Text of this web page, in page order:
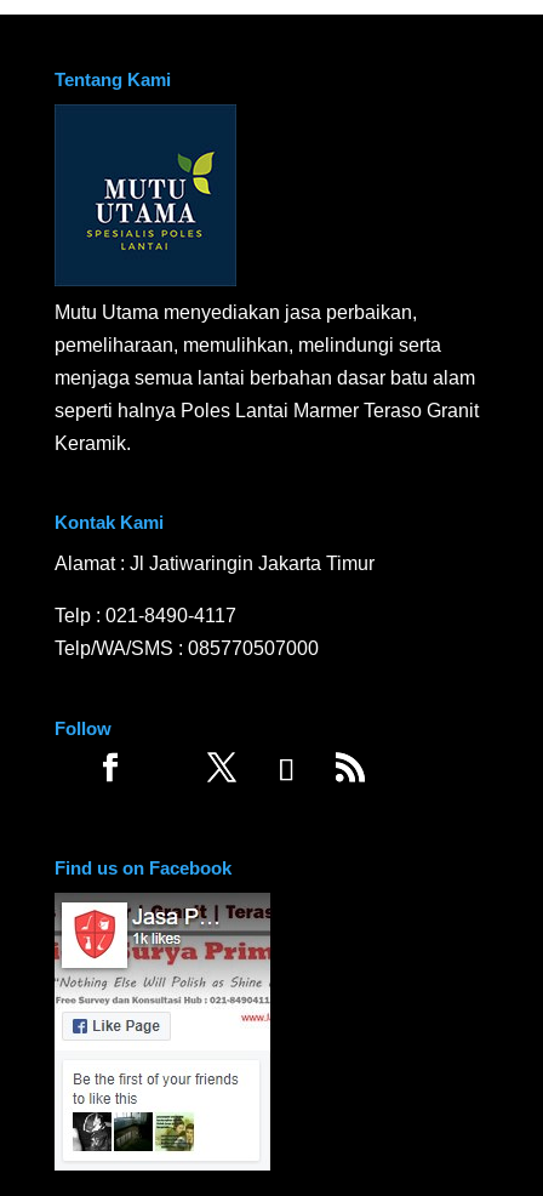
Tentang Kami
Mutu Utama menyediakan jasa perbaikan,
pemeliharaan, memulihkan, melindungi serta
menjaga semua lantai berbahan dasar batu alam
seperti halnya Poles Lantai Marmer Teraso Granit
Keramik.
Kontak Kami
Alamat : Jl Jatiwaringin Jakarta Timur
Telp : 021-8490-4117
Telp/WA/SMS : 085770507000
Follow
Find us on Facebook